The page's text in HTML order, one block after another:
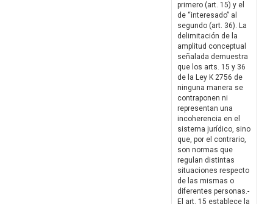
primero (art. 15) y el
de “interesado” al
segundo (art. 36). La
delimitación de la
amplitud conceptual
señalada demuestra
que los arts. 15 y 36
de la Ley K 2756 de
ninguna manera se
contraponen ni
representan una
incoherencia en el
sistema jurídico, sino
que, por el contrario,
son normas que
regulan distintas
situaciones respecto
de las mismas o
diferentes personas.-
El art. 15 establece la